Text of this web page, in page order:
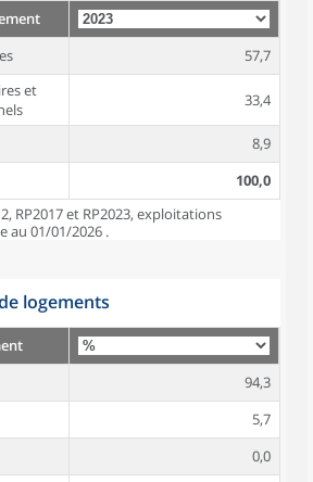
57,7
et
33,4
8,9
100,0
RP2017 et RP2023, exploitations
au 01/01/2026 .
logements
94,3
5,7
0,0